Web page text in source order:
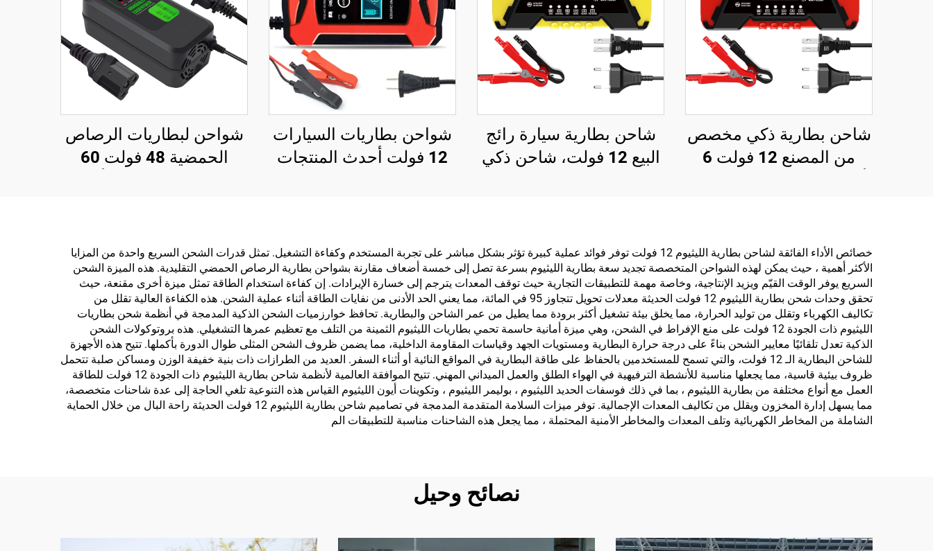
شاحن بطارية ذكي مخصص
من المصنع 12 فولت 6
زيادة الجهد (OVP)، PD
شاحن بطارية سيارة رائج
البيع 12 فولت، شاحن ذكي
12 فولت
شواحن بطاريات السيارات
12 فولت أحدث المنتجات
شواحن لبطاريات الرصاص
الحمضية 48 فولت 60
واط/180 واط، ومنفذ تيار
مستمر للدراجات الكهربائية
والمركبات ذات العجلتين
خصائص الأداء الفائقة لشاحن بطارية الليثيوم 12 فولت توفر فوائد عملية كبيرة تؤثر بشكل مباشر على تجربة المستخدم وكفاءة التشغيل. تمثل قدرات الشحن السريع واحدة من المزايا
الأكثر أهمية ، حيث يمكن لهذه الشواحن المتخصصة تجديد سعة بطارية الليثيوم بسرعة تصل إلى خمسة أضعاف مقارنة بشواحن بطارية الرصاص الحمضي التقليدية. هذه الميزة الشحن
السريع يوفر الوقت القيّم ويزيد الإنتاجية، وخاصة مهمة للتطبيقات التجارية حيث توقف المعدات يترجم إلى خسارة الإيرادات. إن كفاءة استخدام الطاقة تمثل ميزة أخرى مقنعة، حيث
تحقق وحدات شحن بطارية الليثيوم 12 فولت الحديثة معدلات تحويل تتجاوز 95 في المائة، مما يعني الحد الأدنى من نفايات الطاقة أثناء عملية الشحن. هذه الكفاءة العالية تقلل من
تكاليف الكهرباء وتقلل من توليد الحرارة، مما يخلق بيئة تشغيل أكثر برودة مما يطيل من عمر الشاحن والبطارية. تحافظ خوارزميات الشحن الذكية المدمجة في أنظمة شحن بطاريات
الليثيوم ذات الجودة 12 فولت على منع الإفراط في الشحن، وهي ميزة أمانية حاسمة تحمي بطاريات الليثيوم الثمينة من التلف مع تعظيم عمرها التشغيلي. هذه بروتوكولات الشحن
الذكية تعدل تلقائيًا معايير الشحن بناءً على درجة حرارة البطارية ومستويات الجهد وقياسات المقاومة الداخلية، مما يضمن ظروف الشحن المثلى طوال الدورة بأكملها. تتيح هذه الأجهزة
للشاحن البطارية الـ 12 فولت، والتي تسمح للمستخدمين بالحفاظ على طاقة البطارية في المواقع النائية أو أثناء السفر. العديد من الطرازات ذات بنية خفيفة الوزن ومساكن صلبة تتحمل
ظروف بيئية قاسية، مما يجعلها مناسبة للأنشطة الترفيهية في الهواء الطلق والعمل الميداني المهني. تتيح الموافقة العالمية لأنظمة شاحن بطارية الليثيوم ذات الجودة 12 فولت للطاقة
العمل مع أنواع مختلفة من بطارية الليثيوم ، بما في ذلك فوسفات الحديد الليثيوم ، بوليمر الليثيوم ، وتكوينات أيون الليثيوم القياس هذه التنوعية تلغي الحاجة إلى عدة شاحنات متخصصة،
مما يسهل إدارة المخزون ويقلل من تكاليف المعدات الإجمالية. توفر ميزات السلامة المتقدمة المدمجة في تصاميم شاحن بطارية الليثيوم 12 فولت الحديثة راحة البال من خلال الحماية
الشاملة من المخاطر الكهربائية وتلف المعدات والمخاطر الأمنية المحتملة ، مما يجعل هذه الشاحنات مناسبة للتطبيقات الم
نصائح وحيل